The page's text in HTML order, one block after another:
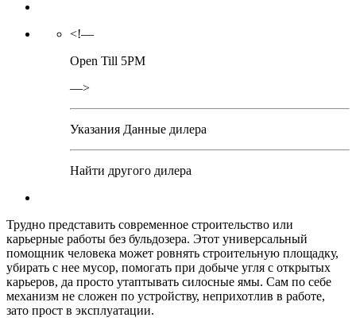
<!—
Open Till 5PM
—>
Указания Данные дилера
Найти другого дилера
Трудно представить современное строительство или
карьерные работы без бульдозера. Этот универсальный
помощник человека может ровнять строительную площадку,
убирать с нее мусор, помогать при добыче угля с открытых
карьеров, да просто утаптывать силосные ямы. Сам по себе
механизм не сложен по устройству, неприхотлив в работе,
зато прост в эксплуатации.